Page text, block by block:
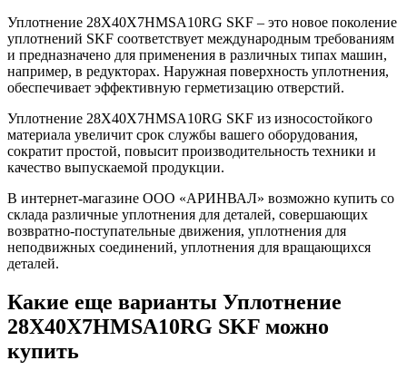
Уплотнение 28X40X7HMSA10RG SKF – это новое поколение
уплотнений SKF соответствует международным требованиям
и предназначено для применения в различных типах машин,
например, в редукторах. Наружная поверхность уплотнения,
обеспечивает эффективную герметизацию отверстий.
Уплотнение 28X40X7HMSA10RG SKF из износостойкого
материала увеличит срок службы вашего оборудования,
сократит простой, повысит производительность техники и
качество выпускаемой продукции.
В интернет-магазине ООО «АРИНВАЛ» возможно купить со
склада различные уплотнения для деталей, совершающих
возвратно-поступательные движения, уплотнения для
неподвижных соединений, уплотнения для вращающихся
деталей.
Какие еще варианты Уплотнение
28X40X7HMSA10RG SKF можно
купить